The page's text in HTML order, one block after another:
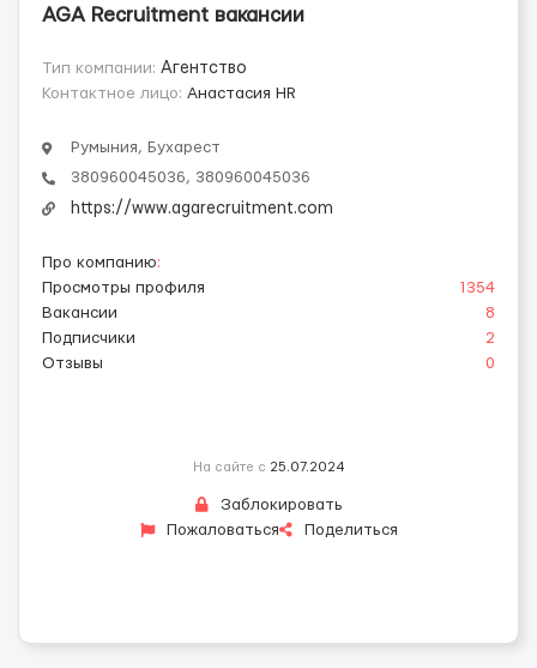
AGA Recruitment вакансии
Тип компании: Агентство
Контактное лицо: Анастасия HR
Румыния, Бухарест
380960045036, 380960045036
https://www.agarecruitment.com
Про компанию:
Просмотры профиля
1354
Вакансии
8
Подписчики
2
Отзывы
0
На сайте с 25.07.2024
Заблокировать
Пожаловаться
Поделиться